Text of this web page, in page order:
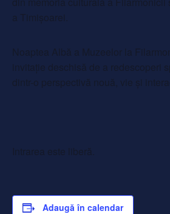
a Timișoarei.
Noaptea Albă a Muzeelor la
invitație deschisă de a redescoperi
dintr-o perspectivă nouă, vie și
Intrarea este liberă.
Adaugă în calendar